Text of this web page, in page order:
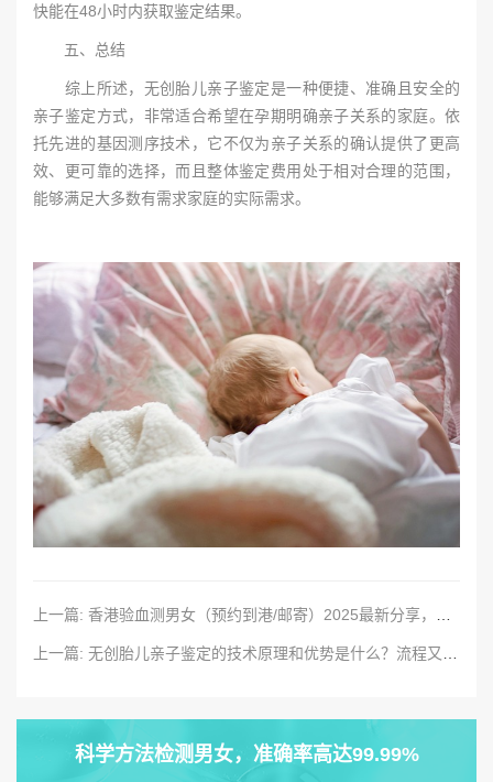
快能在48小时内获取鉴定结果。
五、总结
综上所述，无创胎儿亲子鉴定是一种便捷、准确且安全的
亲子鉴定方式，非常适合希望在孕期明确亲子关系的家庭。依
托先进的基因测序技术，它不仅为亲子关系的确认提供了更高
效、更可靠的选择，而且整体鉴定费用处于相对合理的范围，
能够满足大多数有需求家庭的实际需求。
科学方法检测男女，准确率高达99.99%